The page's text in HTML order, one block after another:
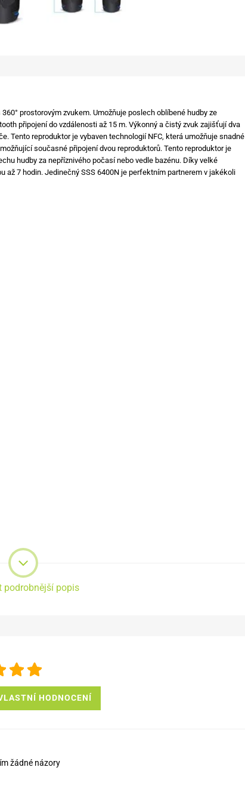
prostorovým zvukem. Umožňuje poslech oblíbené hudby ze
připojení do vzdálenosti až 15 m. Výkonný a čistý zvuk zajišťují dva
Tento reproduktor je vybaven technologií NFC, která umožňuje snadné
současné připojení dvou reproduktorů. Tento reproduktor je
hudby za nepříznivého počasí nebo vedle bazénu. Díky velké
až 7 hodin. Jedinečný SSS 6400N je perfektním partnerem v jakékoli
podrobnější popis
HODNOCENÍ
žádné názory